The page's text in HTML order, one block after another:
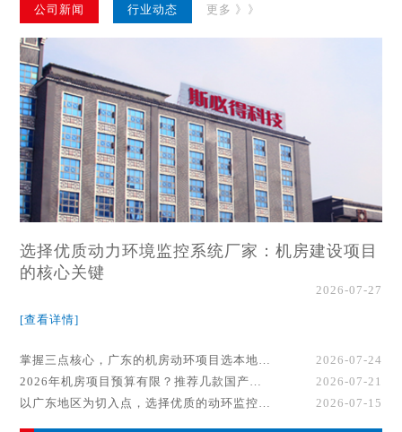
公司新闻 行业动态 更多 》》
选择优质动力环境监控系统厂家：机房建设项目
的核心关键
2026-07-27
[查看详情]
掌握三点核心，广东的机房动环项目选本地厂家事半功倍！
2026-07-24
2026年机房项目预算有限？推荐几款国产动环监控系统品牌
2026-07-21
以广东地区为切入点，选择优质的动环监控系统厂家
2026-07-15